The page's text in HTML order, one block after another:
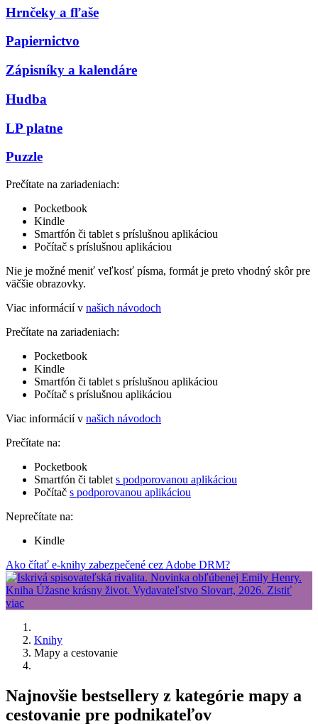
Hrnčeky a fľaše
Papiernictvo
Zápisníky a kalendáre
Hudba
LP platne
Puzzle
Prečítate na zariadeniach:
Pocketbook
Kindle
Smartfón či tablet s príslušnou aplikáciou
Počítač s príslušnou aplikáciou
Nie je možné meniť veľkosť písma, formát je preto vhodný skôr pre
väčšie obrazovky.
Viac informácií v našich návodoch
Prečítate na zariadeniach:
Pocketbook
Kindle
Smartfón či tablet s príslušnou aplikáciou
Počítač s príslušnou aplikáciou
Viac informácií v našich návodoch
Prečítate na:
Pocketbook
Smartfón či tablet s podporovanou aplikáciou
Počítač s podporovanou aplikáciou
Neprečítate na:
Kindle
Ako čítať e-knihy zabezpečené cez Adobe DRM?
Knihy
Mapy a cestovanie
Najnovšie bestsellery z kategórie mapy a
cestovanie pre podnikateľov